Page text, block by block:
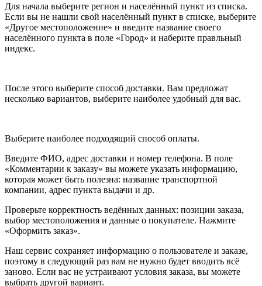
Для начала выберите регион и населённый пункт из списка.
Если вы не нашли свой населённый пункт в списке, выберите
«Другое местоположение» и введите название своего
населённого пункта в поле «Город» и наберите правльный
индекс.
После этого выберите способ доставки. Вам предложат
несколько вариантов, выберите наиболее удобный для вас.
Выберите наиболее подходящий способ оплаты.
Введите ФИО, адрес доставки и номер телефона. В поле
«Комментарии к заказу» вы можете указать информацию,
которая может быть полезна: название транспортной
компании, адрес пункта выдачи и др.
Проверьте корректность ведённых данных: позиции заказа,
выбор местоположения и данные о покупателе. Нажмите
«Оформить заказ».
Наш сервис сохраняет информацию о пользователе и заказе,
поэтому в следующий раз вам не нужно будет вводить всё
заново. Если вас не устраивают условия заказа, вы можете
выбрать другой вариант.